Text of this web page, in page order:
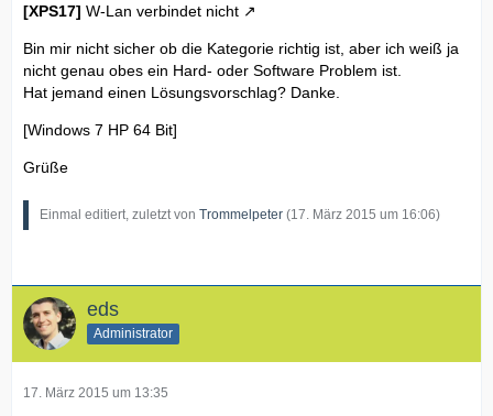
[XPS17] W-Lan verbindet nicht
Bin mir nicht sicher ob die Kategorie richtig ist, aber ich weiß ja
nicht genau obes ein Hard- oder Software Problem ist.
Hat jemand einen Lösungsvorschlag? Danke.
[Windows 7 HP 64 Bit]
Grüße
Einmal editiert, zuletzt von Trommelpeter (17. März 2015 um 16:06)
eds
Administrator
17. März 2015 um 13:35